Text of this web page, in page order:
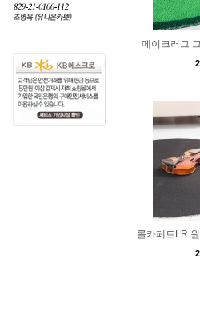
메이크러그
롤카페트LR